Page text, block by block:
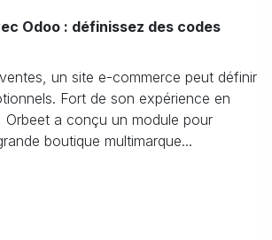
Odoo : définissez des codes
un site e-commerce peut définir
Fort de son expérience en
Orbeet a conçu un module pour
boutique multimarque...